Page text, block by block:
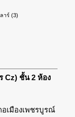
าร์ (3)
Cz) ชั้น 2 ห้อง
เมืองเพชรบูรณ์